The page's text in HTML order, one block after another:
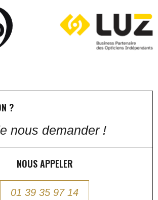
?
nous demander !
NOUS APPELER
01 39 35 97 14